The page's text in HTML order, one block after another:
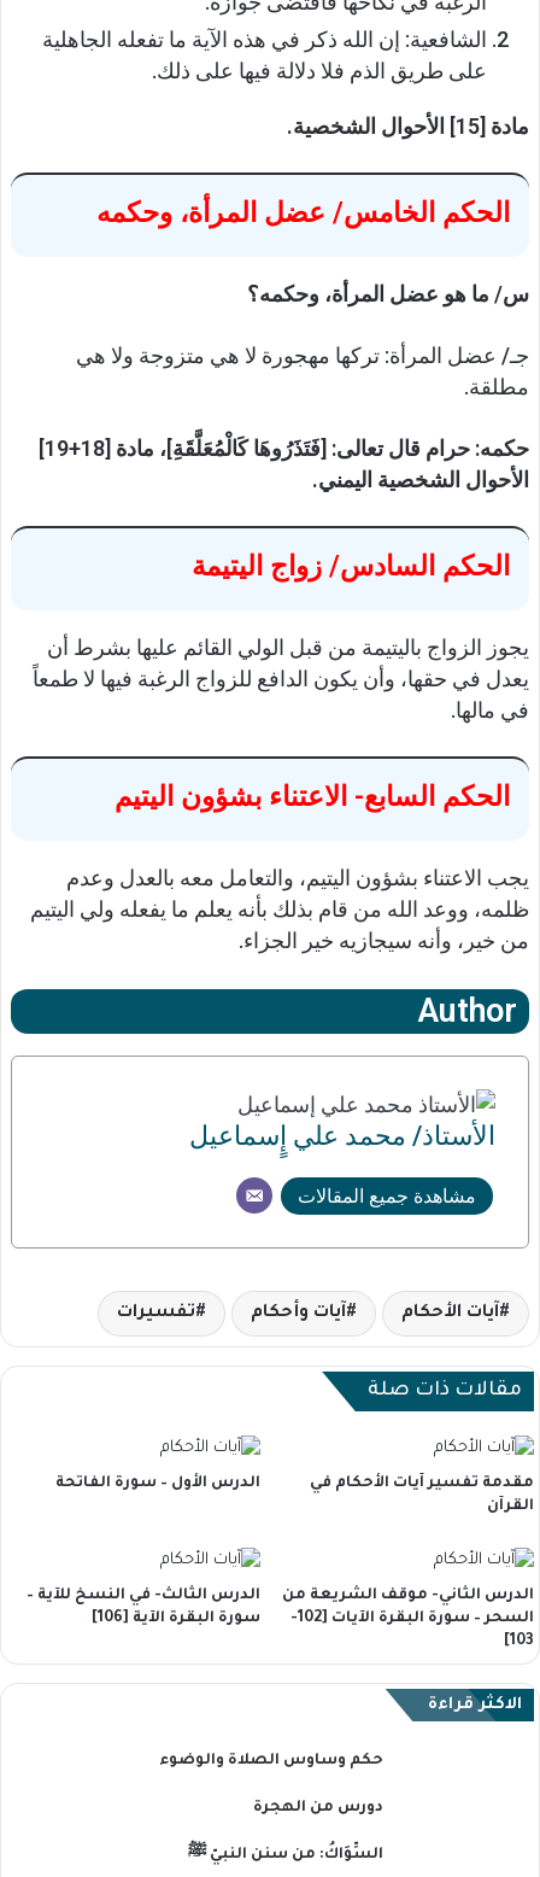
الشافعية: إن الله ذكر في هذه الآية ما تفعله الجاهلية
على طريق الذم فلا دلالة فيها على ذلك.
مادة [15] الأحوال الشخصية.
الحكم الخامس/ عضل المرأة، وحكمه
س/ ما هو عضل المرأة، وحكمه؟
جـ/ عضل المرأة: تركها مهجورة لا هي متزوجة ولا هي
مطلقة.
حكمه: حرام قال تعالى: [فَتَذَرُوهَا كَالْمُعَلَّقَةِ]، مادة [18+19]
الأحوال الشخصية اليمني.
الحكم السادس/ زواج اليتيمة
يجوز الزواج باليتيمة من قبل الولي القائم عليها بشرط أن
يعدل في حقها، وأن يكون الدافع للزواج الرغبة فيها لا طمعاً
في مالها.
الحكم السابع- الاعتناء بشؤون اليتيم
يجب الاعتناء بشؤون اليتيم، والتعامل معه بالعدل وعدم
ظلمه، ووعد الله من قام بذلك بأنه يعلم ما يفعله ولي اليتيم
من خير، وأنه سيجازيه خير الجزاء.
Author
الأستاذ/ محمد علي إٍسماعيل
مشاهدة جميع المقالات
آيات الأحكام آيات وأحكام تفسيرات
مقالات ذات صلة
مقدمة تفسير آيات الأحكام في
القرآن
الدرس الأول – سورة الفاتحة
الدرس الثاني- موقف الشريعة من
السحر – سورة البقرة الآيات [102-
103]
الدرس الثالث- في النسخ للآية –
سورة البقرة الآية [106]
الاكثر قراءة
حكم وساوس الصلاة والوضوء
دورس من الهجرة
السِّوَاكُ: من سنن النبيّ ﷺ